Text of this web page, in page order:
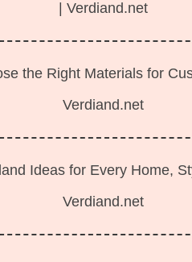
| Verdiand.net
the Right Materials for
Verdiand.net
Ideas for Every Home,
Verdiand.net